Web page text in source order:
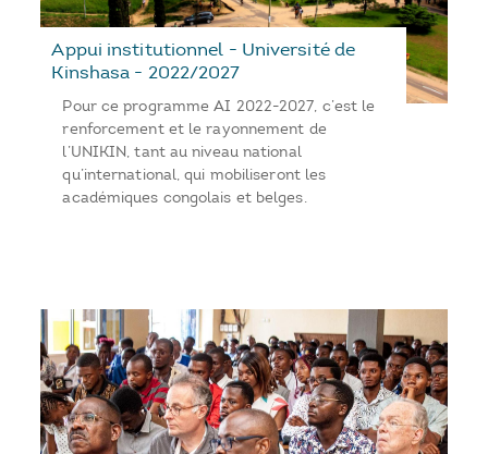
Appui institutionnel - Université de
Kinshasa - 2022/2027
Pour ce programme AI 2022-2027, c’est le
renforcement et le rayonnement de
l’UNIKIN, tant au niveau national
qu’international, qui mobiliseront les
académiques congolais et belges.